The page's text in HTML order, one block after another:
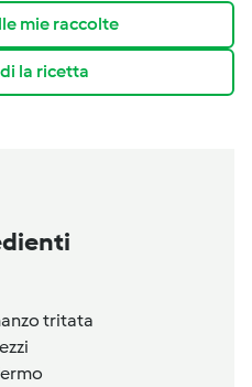
mie raccolte
la ricetta
tritata